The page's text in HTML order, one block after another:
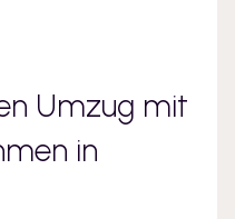
Umzug mit
in